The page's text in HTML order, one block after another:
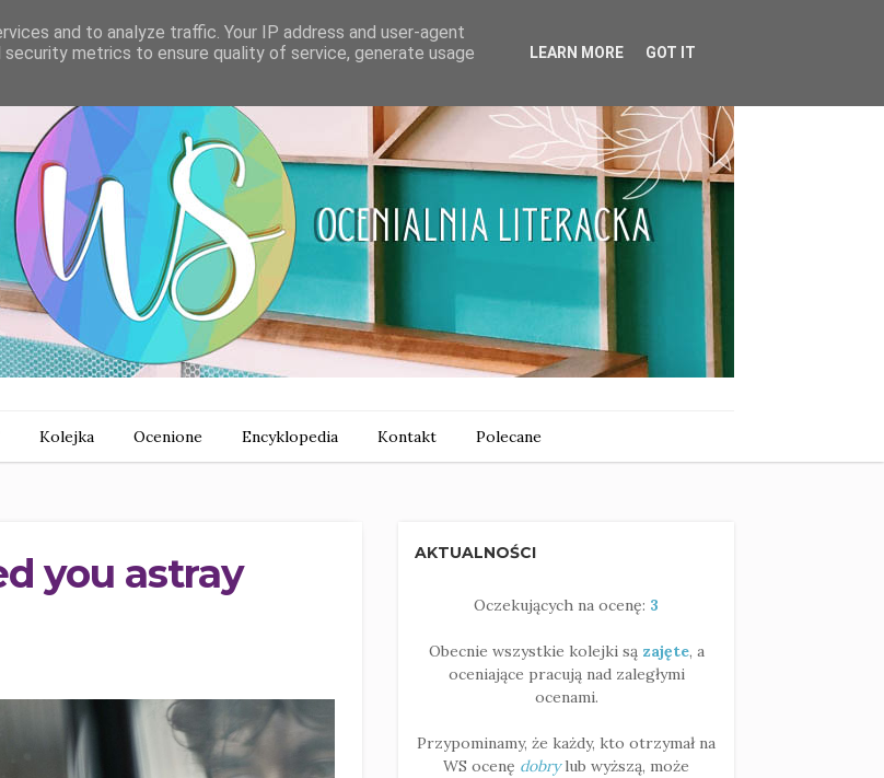
Kolejka Ocenione Encyklopedia Kontakt Polecane
you astray AKTUALNOŚCI
Oczekujących na ocenę: 3
Obecnie wszystkie kolejki są zajęte, a
oceniające pracują nad zaległymi
ocenami.
Przypominamy, że każdy, kto otrzymał na
WS ocenę dobrylub wyższą, może
and to analyze traffic. Your IP address and user-agent
metrics to ensure quality of service, generate usage
LEARN MORE GOT IT